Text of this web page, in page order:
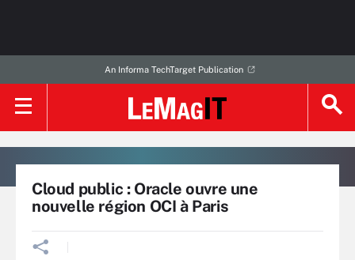
An Informa TechTarget Publication
Cloud public : Oracle ouvre une
nouvelle région OCI à Paris